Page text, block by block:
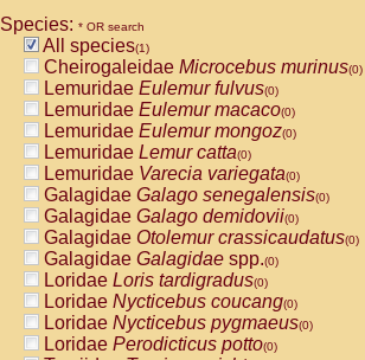
CebidaeCebus capucinus
CebidaeCebus nigrivittatus
CebidaeCebus spp.(0)
CebidaeSaimiri boliviensis(0)
CebidaeSaimiri sciureus(0)
AtelidaeAlouatta caraya(0)
AtelidaeAlouatta fusca(0)
AtelidaeAlouatta seniculus(0)
AtelidaeAlouattaspp.(0)
AtelidaeAteles belzebuth(0)
AtelidaeAteles geoffroyi(0)
AtelidaeAteles paniscus(0)
AtelidaeAtelesspp.(0)
AtelidaeLagothrix lagothricha(0)
AtelidaeLagothrix lagothricha cana
PitheciidaeCacajao calvus
Species: * OR search
All species(1)
Cheirogaleidae Microcebus murinus(0)
Lemuridae Eulemur fulvus(0)
Lemuridae Eulemur macaco(0)
Lemuridae Eulemur mongoz(0)
Lemuridae Lemur catta(0)
Lemuridae Varecia variegata(0)
Galagidae Galago senegalensis(0)
Galagidae Galago demidovii(0)
Galagidae Otolemur crassicaudatus(0)
Galagidae Galagidae spp.(0)
Loridae Loris tardigradus(0)
Loridae Nycticebus coucang(0)
Loridae Nycticebus pygmaeus(0)
Loridae Perodicticus potto(0)